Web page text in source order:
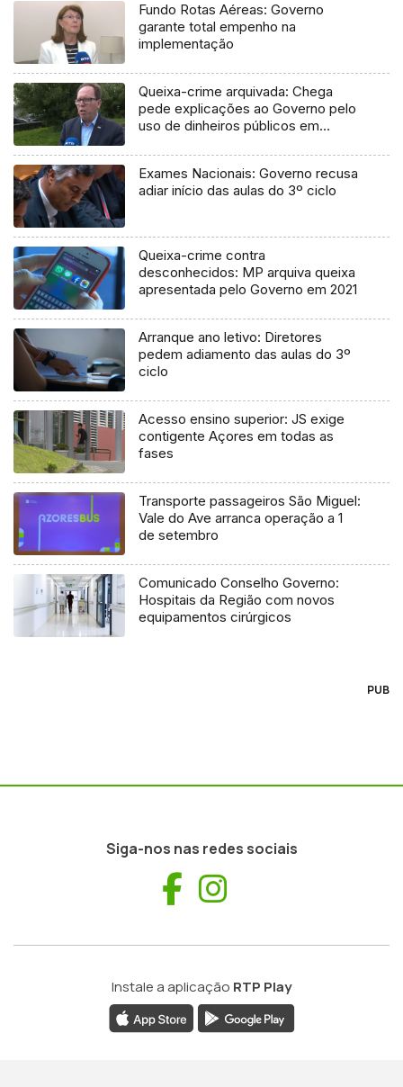
Fundo Rotas Aéreas: Governo
garante total empenho na
implementação
Queixa-crime arquivada: Chega
pede explicações ao Governo pelo
uso de dinheiros públicos em
Exames Nacionais: Governo recusa
adiar início das aulas do 3º ciclo
Queixa-crime contra
desconhecidos: MP arquiva queixa
apresentada pelo Governo em 2021
Arranque ano letivo: Diretores
pedem adiamento das aulas do 3º
ciclo
Acesso ensino superior: JS exige
contigente Açores em todas as
fases
Transporte passageiros São Miguel:
Vale do Ave arranca operação a 1
de setembro
Comunicado Conselho Governo:
Hospitais da Região com novos
equipamentos cirúrgicos
PUB
Siga-nos nas redes sociais
Facebook
Instale a aplicação RTP Play